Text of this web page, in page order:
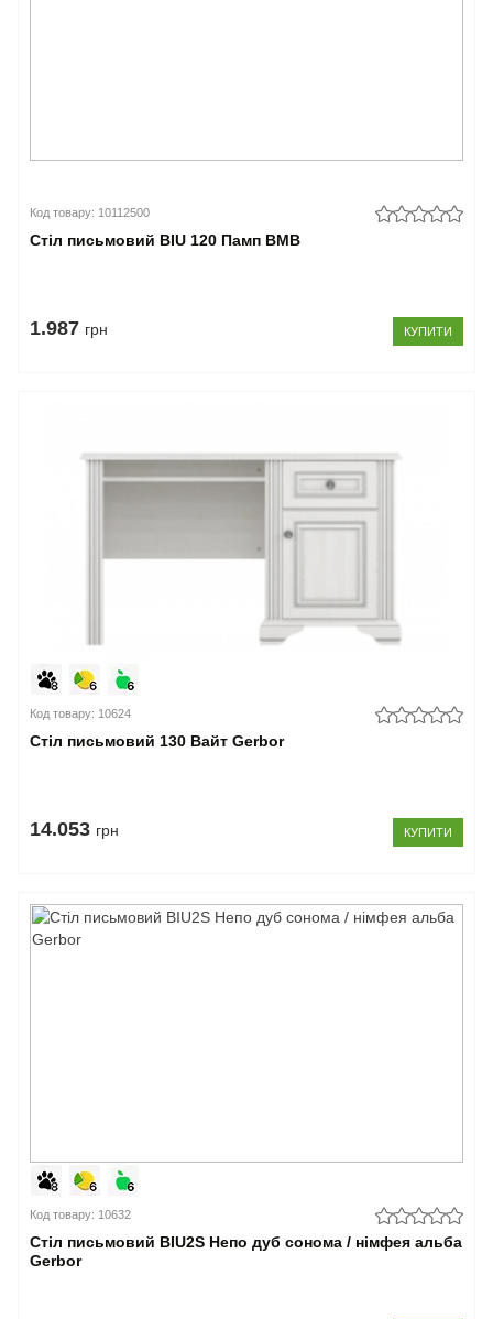
Код товару: 10112500
Стіл письмовий BIU 120 Памп ВМВ
1.987 грн КУПИТИ
Код товару: 10624
Стіл письмовий 130 Вайт Gerbor
14.053 грн КУПИТИ
Код товару: 10632
Стіл письмовий BIU2S Непо дуб сонома / німфея альба
Gerbor